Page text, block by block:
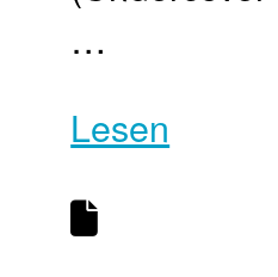
…
Lesen